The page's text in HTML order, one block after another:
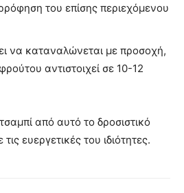
του επίσης περιεχόμενου
να καταναλώνεται με προσοχή,
αντιστοιχεί σε 10-12
από αυτό το δροσιστικό
ευεργετικές του ιδιότητες.